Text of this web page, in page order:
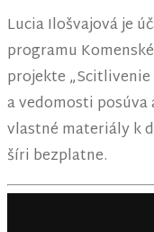
Lucia Ilošvajová je
programu
projekte
a vedomosti
vlastné materiály k
šíri bezplatne.